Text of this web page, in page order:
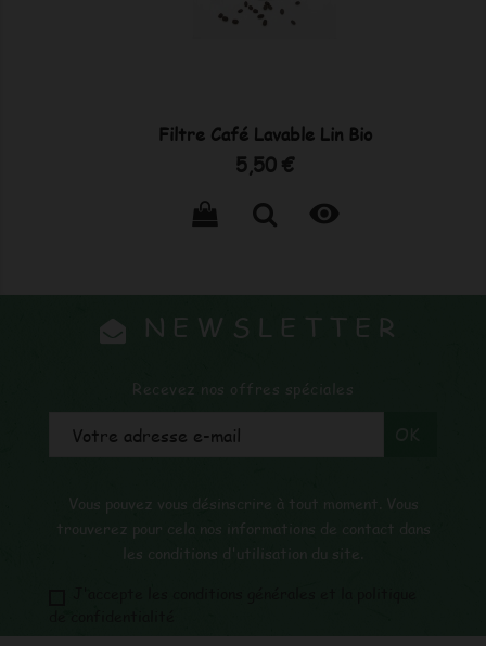
Filtre Café Lavable Lin Bio
Prix
5,50 €

NEWSLETTER
Recevez nos offres spéciales
Vous pouvez vous désinscrire à tout moment. Vous
trouverez pour cela nos informations de contact dans
les conditions d'utilisation du site.